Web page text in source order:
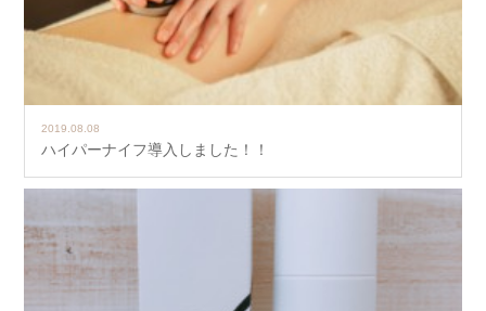
2019.08.08
ハイパーナイフ導入しました！！